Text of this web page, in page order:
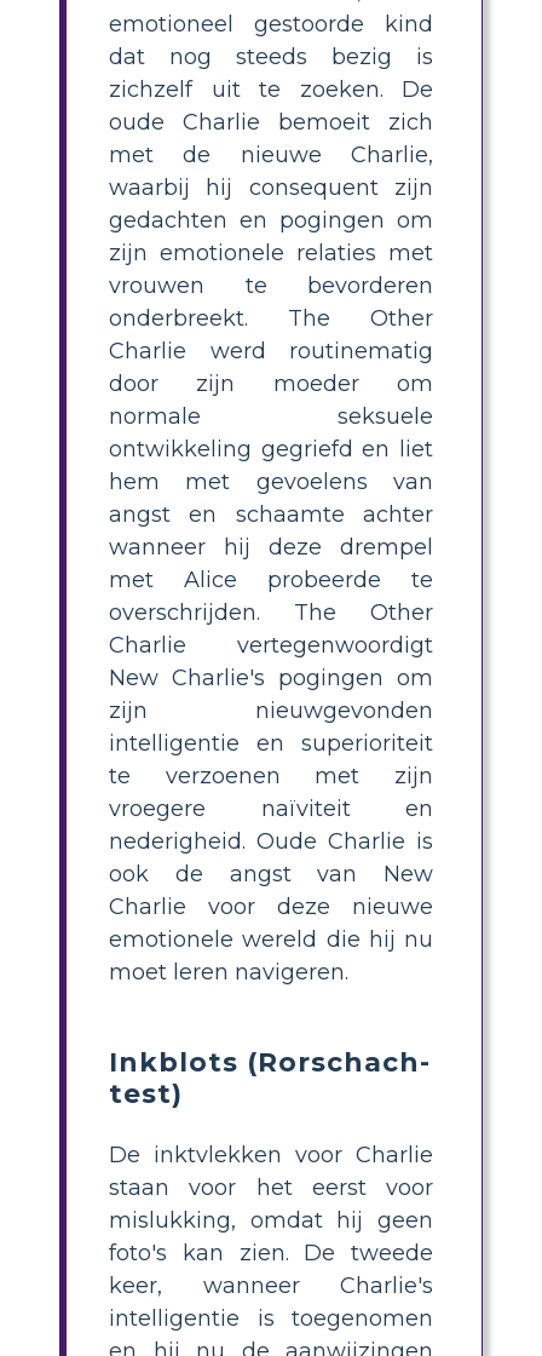
emotioneel gestoorde kind
dat nog steeds bezig is
zichzelf uit te zoeken. De
oude Charlie bemoeit zich
met de nieuwe Charlie,
waarbij hij consequent zijn
gedachten en pogingen om
zijn emotionele relaties met
vrouwen te bevorderen
onderbreekt. The Other
Charlie werd routinematig
door zijn moeder om
normale seksuele
ontwikkeling gegriefd en liet
hem met gevoelens van
angst en schaamte achter
wanneer hij deze drempel
met Alice probeerde te
overschrijden. The Other
Charlie vertegenwoordigt
New Charlie's pogingen om
zijn nieuwgevonden
intelligentie en superioriteit
te verzoenen met zijn
vroegere naïviteit en
nederigheid. Oude Charlie is
ook de angst van New
Charlie voor deze nieuwe
emotionele wereld die hij nu
moet leren navigeren.
Inkblots (Rorschach-
test)
De inktvlekken voor Charlie
staan ​​voor het eerst voor
mislukking, omdat hij geen
foto's kan zien. De tweede
keer, wanneer Charlie's
intelligentie is toegenomen